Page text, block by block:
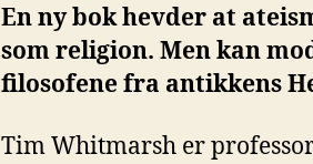
En ny bok hevder at
som religion. Men kan
filosofene fra antikkens
Tim Whitmarsh er